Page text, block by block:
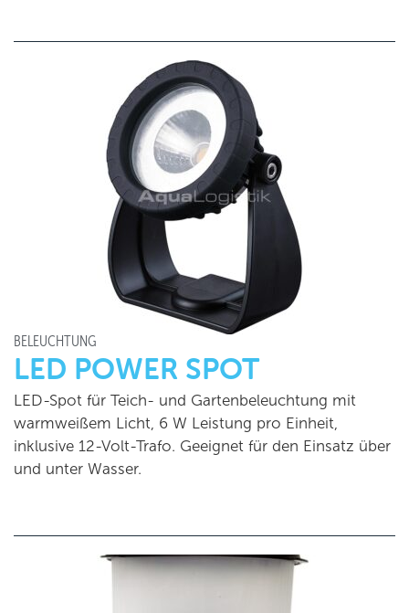
BELEUCHTUNG
LED POWER SPOT
LED-Spot für Teich- und Gartenbeleuchtung mit
warmweißem Licht, 6 W Leistung pro Einheit,
inklusive 12-Volt-Trafo. Geeignet für den Einsatz über
und unter Wasser.